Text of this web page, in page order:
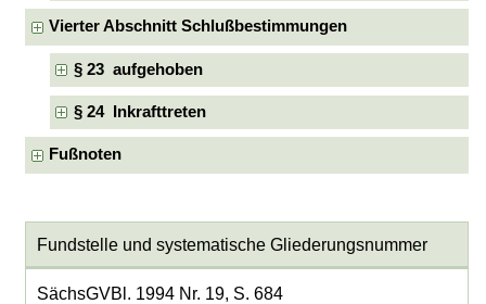
Vierter Abschnitt Schlußbestimmungen
§ 23 aufgehoben
§ 24 Inkrafttreten
Fußnoten
Fundstelle und systematische Gliederungsnummer
SächsGVBl. 1994 Nr. 19, S. 684